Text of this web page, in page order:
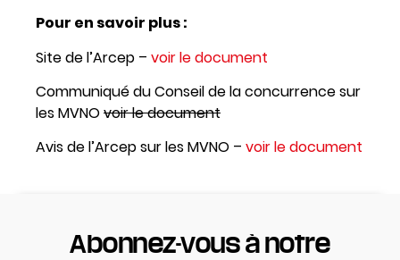
Pour en savoir plus :
Site de l’Arcep – voir le document
Communiqué du Conseil de la concurrence sur
les MVNOvoir le document
Avis de l’Arcep sur les MVNO – voir le document
Abonnez-vous à notre